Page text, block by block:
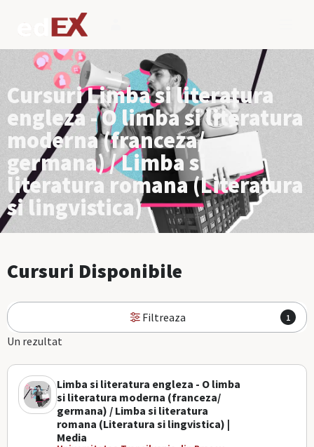
Cursuri Limba si literatura
engleza - O limba si literatura
moderna (franceza/
germana) / Limba si
literatura romana (Literatura
si lingvistica)
Cursuri Disponibile
Filtreaza 1
Un rezultat
Limba si literatura engleza - O limba
si literatura moderna (franceza/
germana) / Limba si literatura
romana (Literatura si lingvistica) |
Media